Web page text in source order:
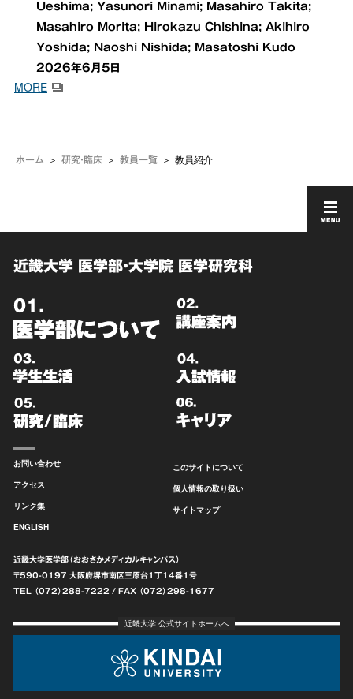
ホーム 研究・臨床 教員一覧 教員紹介
Ueshima; Yasunori Minami; Masahiro Takita;
Masahiro Morita; Hirokazu Chishina; Akihiro
Yoshida; Naoshi Nishida; Masatoshi Kudo
2026年6月5日
MORE
近畿大学 医学部・大学院 医学研究科
お問い合わせ
アクセス
リンク集
ENGLISH
このサイトについて
個人情報の取り扱い
サイトマップ
近畿大学医学部（おおさかメディカルキャンパス）
〒590-0197 大阪府堺市南区三原台1丁14番1号
TEL （072）288-7222 / FAX （072）298-1677
近畿大学 公式サイトホームへ